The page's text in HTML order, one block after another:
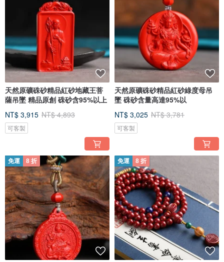
[ 手圍測量 ]
根據圖上的方法測量出自己手圍貼膚尺寸，可以給設計師發簡訊，也可以留言備
注，沒留言備注一律按照大眾尺寸16CM製作。
天然原礦硃砂精品紅砂地藏王菩
薩吊墜 精品原創 硃砂含95%以上
NT$ 3,915 NT$ 4,893
可客製
天然原礦硃砂精品紅砂綠度母吊
墜 硃砂含量高達95%以
NT$ 3,025 NT$ 3,781
可客製
免運 8 折 免運 8 折